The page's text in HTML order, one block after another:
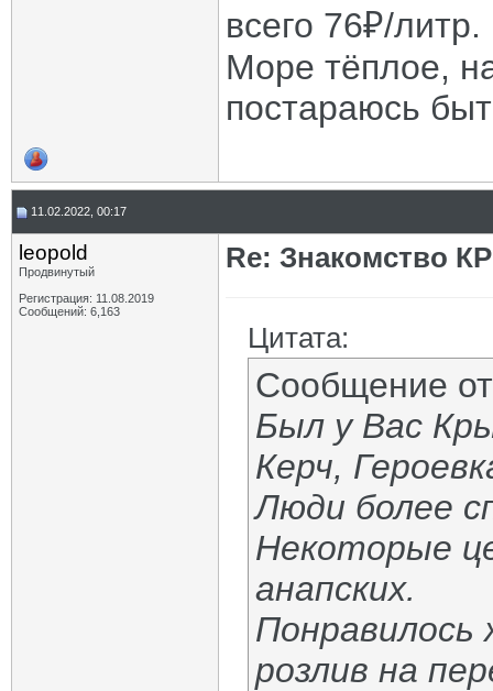
всего 76₽/литр.
Море тёплое,
постараюсь
11.02.2022, 00:17
leopold
Продвинутый
Регистрация: 11.08.2019
Сообщений: 6,163
Re: Знакомство
Цитата:
Сообщение
Был у Вас
Керч,
Люди более
Некоторые
анапских.
Понравилось
розлив на